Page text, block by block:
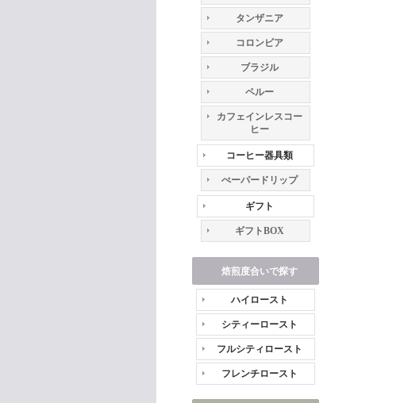
タンザニア
コロンビア
ブラジル
ペルー
カフェインレスコー
ヒー
コーヒー器具類
ぺーパードリップ
ギフト
ギフトBOX
焙煎度合いで探す
ハイロースト
シティーロースト
フルシティロースト
フレンチロースト